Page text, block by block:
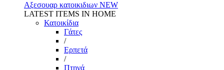
Αξεσουαρ κατοικιδιων NEW
LATEST ITEMS IN HOME
Κατοικίδια
Γάτες
/
Ερπετά
/
Πτηνά